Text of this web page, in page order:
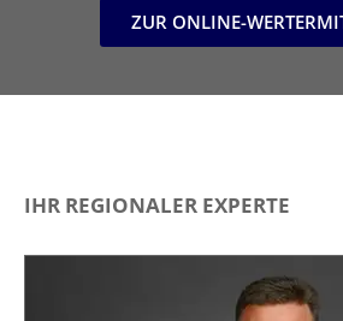
ZUR ONLINE-
IHR REGIONALER EXPERTE